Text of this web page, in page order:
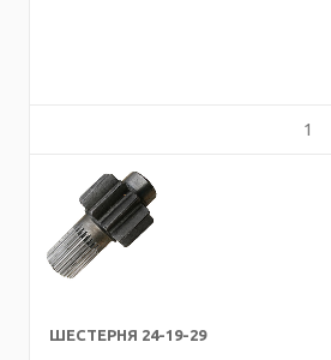
ШЕСТЕРНЯ 24-19-29